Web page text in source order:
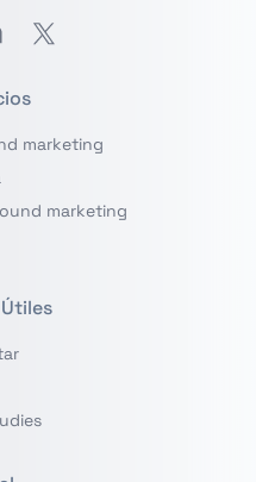
Twitter
marketing
marketing